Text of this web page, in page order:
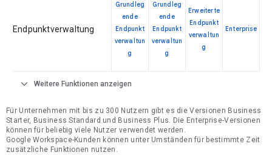
Endpunktverwaltung
Grundleg
ende
Endpunkt
verwaltun
g
Grundleg
ende
Endpunkt
verwaltun
g
Erweiterte
Endpunkt
verwaltun
g
Enterprise
expand_more Weitere Funktionen anzeigen
Für Unternehmen mit bis zu 300 Nutzern gibt es die Versionen Business
Starter, Business Standard und Business Plus. Die Enterprise-Versionen
können für beliebig viele Nutzer verwendet werden.
Google Workspace-Kunden können unter Umständen für bestimmte Zeit
zusätzliche Funktionen nutzen.